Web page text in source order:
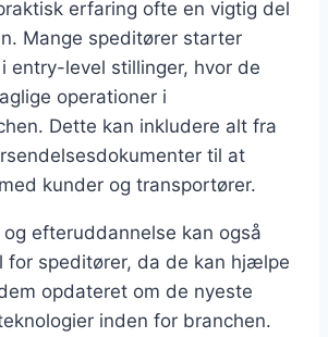
erfaring ofte en vigtig del
Mange speditører starter
entry-level stillinger, hvor de
operationer i
Dette kan inkludere alt fra
til at
kunder og transportører.
efteruddannelse kan også
speditører, da de kan hjælpe
opdateret om de nyeste
inden for branchen.